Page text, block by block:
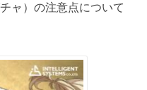
ャ）の注意点について